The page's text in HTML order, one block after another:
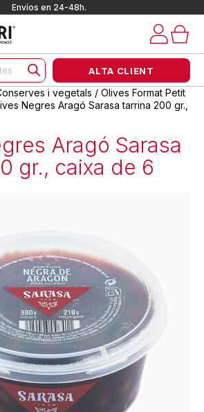
Envíos en 24-48h.
ALTA CLIENT
i vegetals / Olives Format Petit
Negres Aragó Sarasa tarrina 200 gr.,
Aragó Sarasa
gr., caixa de 6